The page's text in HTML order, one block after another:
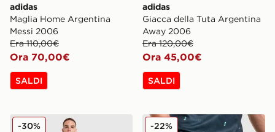
adidas
Maglia Home Argentina
Messi 2006
Era 110,00€
Ora 70,00€
SALDI
adidas
Giacca della Tuta Argentina
Away 2006
Era 120,00€
Ora 45,00€
SALDI
adidas Originals Maglia OG Scozia
-30% adidas Originals
-22%